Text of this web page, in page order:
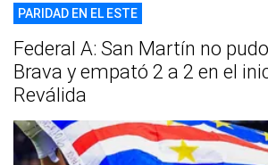
PARIDAD EN EL ESTE
Federal A: San Martín no
Brava y empató 2 a 2 en el
Reválida